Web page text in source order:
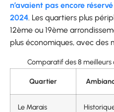
n’avaient pas encore
2024. Les quartiers plus
12ème ou 19ème
plus économiques, avec des
Comparatif des 8 meilleurs
Quartier
Le Marais